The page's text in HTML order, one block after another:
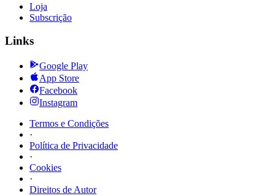
Loja
Subscrição
Links
Google Play
App Store
Facebook
Instagram
Termos e Condições
·
Política de Privacidade
·
Cookies
·
Direitos de Autor